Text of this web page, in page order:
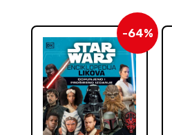
-64%